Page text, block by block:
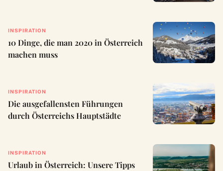
INSPIRATION
10 Dinge, die man 2020 in Österreich
machen muss
INSPIRATION
Die ausgefallensten Führungen
durch Österreichs Hauptstädte
INSPIRATION
Urlaub in Österreich: Unsere Tipps